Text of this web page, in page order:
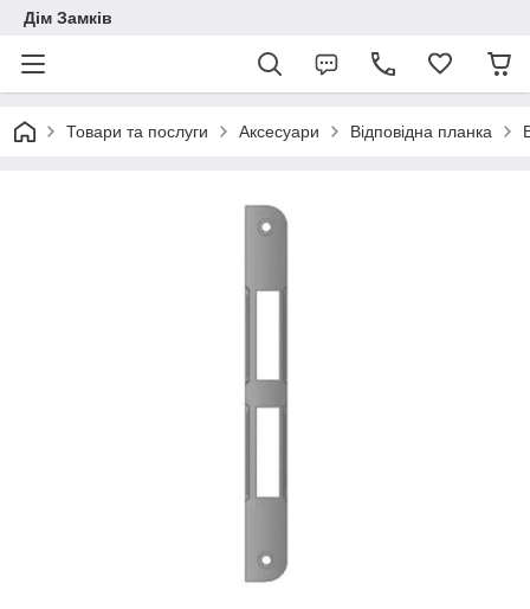
Дім Замків
Товари та послуги Аксесуари Відповідна планка